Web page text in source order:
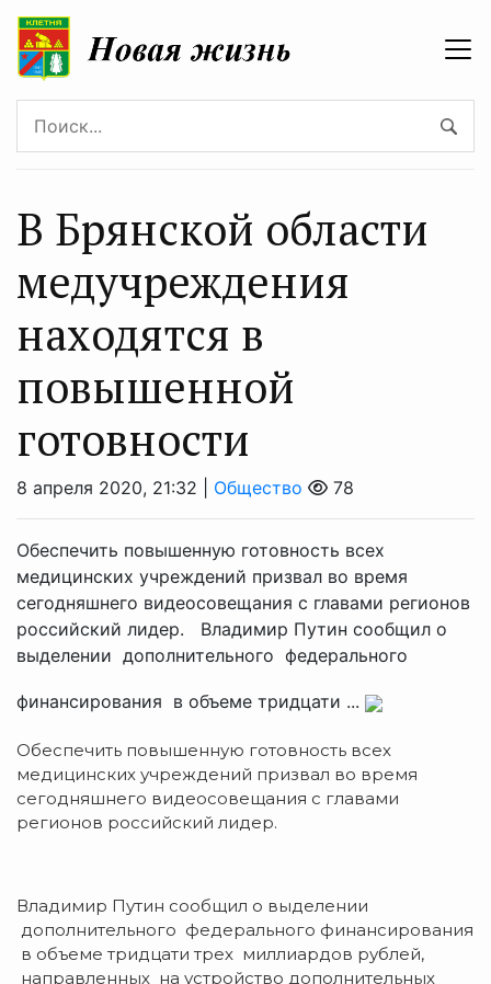
В Брянской области
медучреждения
находятся в
повышенной
готовности
8 апреля 2020, 21:32 | Общество 78
Обеспечить повышенную готовность всех
медицинских учреждений призвал во время
сегодняшнего видеосовещания с главами регионов
российский лидер. Владимир Путин сообщил о
выделении дополнительного федерального
финансирования в объеме тридцати ...
Обеспечить повышенную готовность всех
медицинских учреждений призвал во время
сегодняшнего видеосовещания с главами
регионов российский лидер.
Владимир Путин сообщил о выделении
дополнительного федерального финансирования
в объеме тридцати трех миллиардов рублей,
направленных на устройство дополнительных